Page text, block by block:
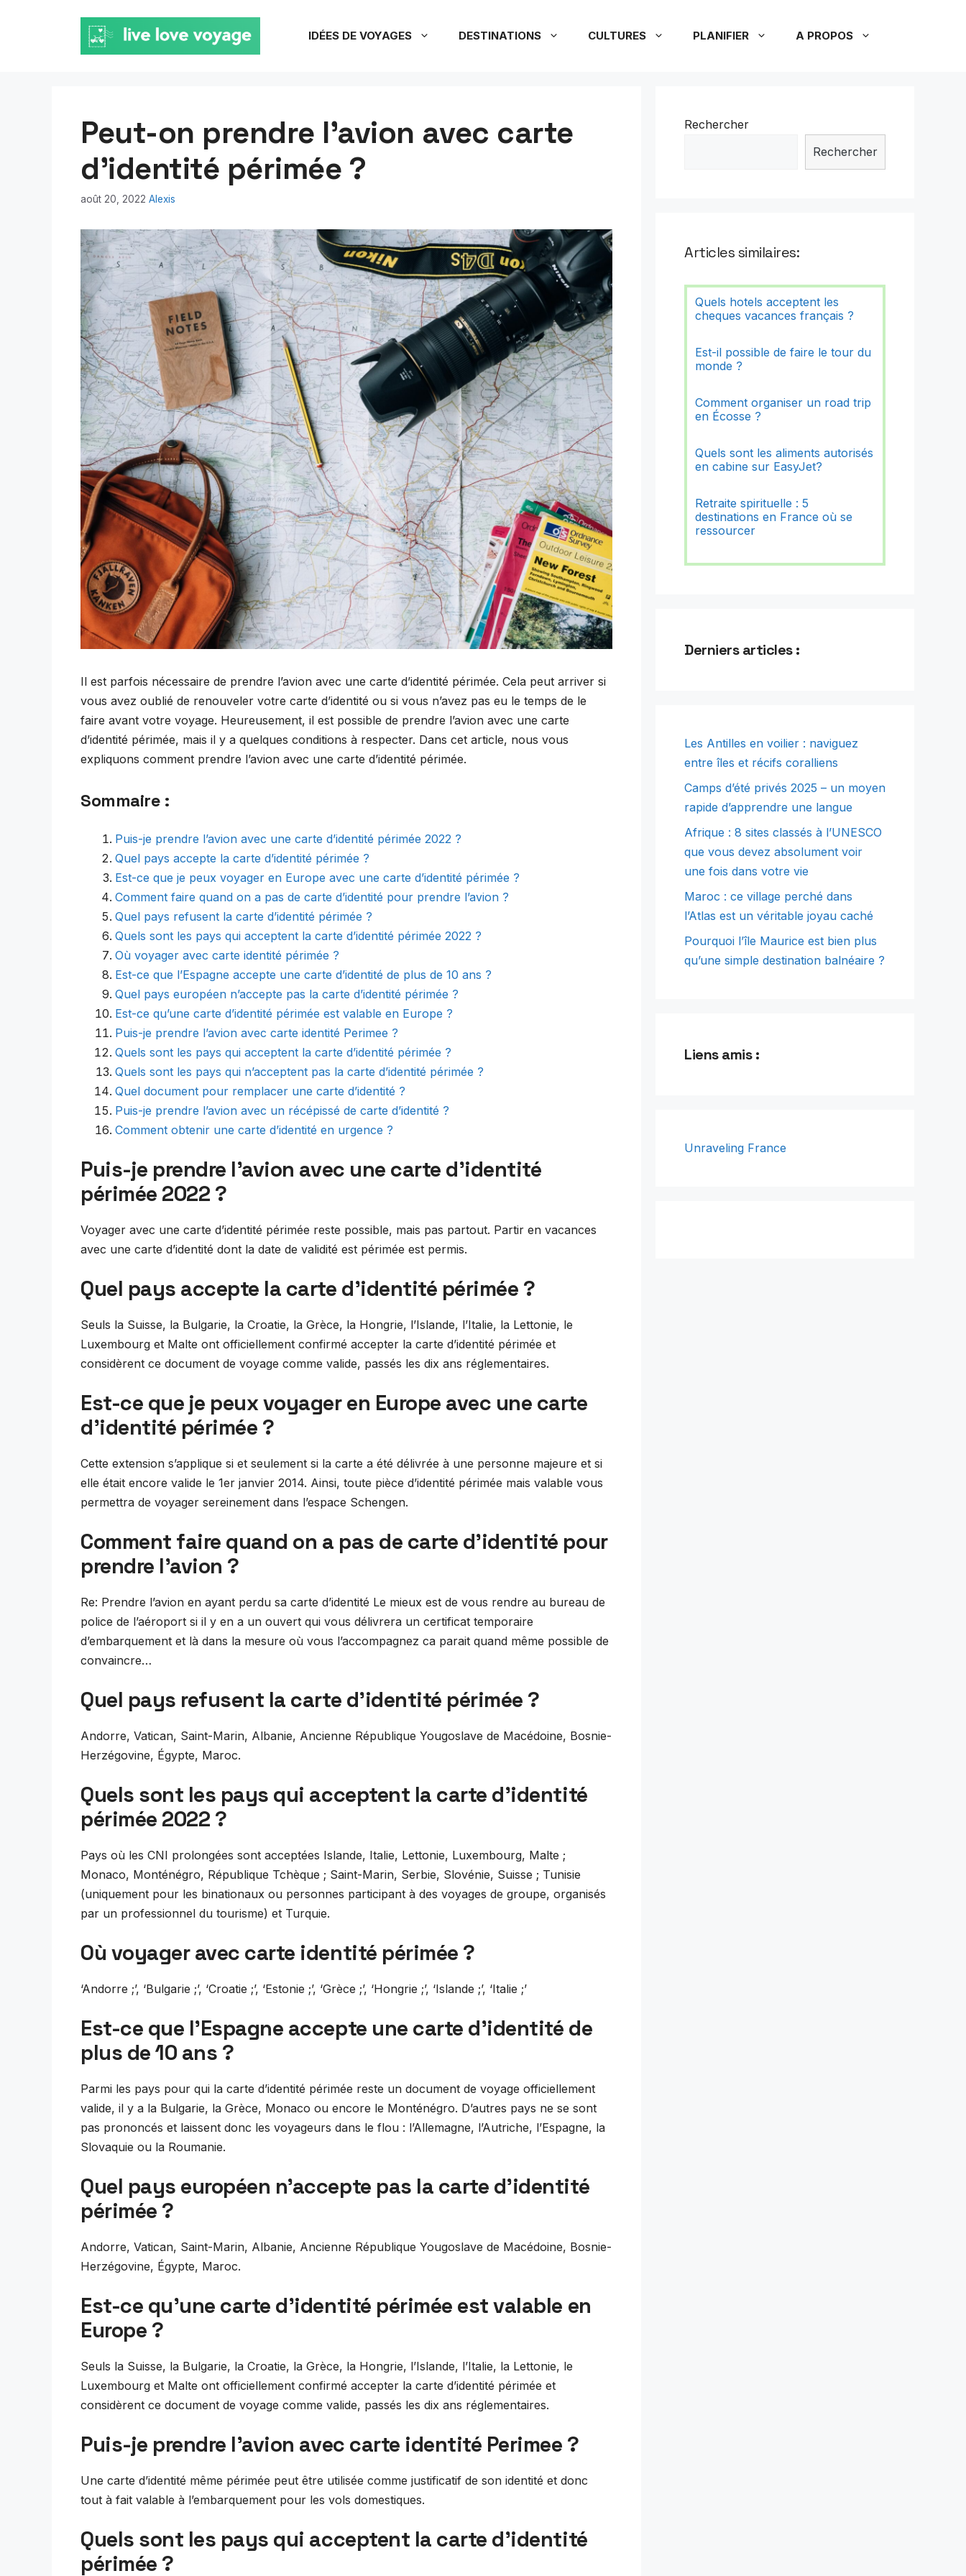
IDÉES DE VOYAGES DESTINATIONS CULTURES PLANIFIER A PROPOS
Peut-on prendre l’avion avec carte
d’identité périmée ?
août 20, 2022 Alexis
Il est parfois nécessaire de prendre l’avion avec une carte d’identité périmée. Cela peut arriver si
vous avez oublié de renouveler votre carte d’identité ou si vous n’avez pas eu le temps de le
faire avant votre voyage. Heureusement, il est possible de prendre l’avion avec une carte
d’identité périmée, mais il y a quelques conditions à respecter. Dans cet article, nous vous
expliquons comment prendre l’avion avec une carte d’identité périmée.
Sommaire :
Puis-je prendre l’avion avec une carte d’identité périmée 2022 ?
Quel pays accepte la carte d’identité périmée ?
Est-ce que je peux voyager en Europe avec une carte d’identité périmée ?
Comment faire quand on a pas de carte d’identité pour prendre l’avion ?
Quel pays refusent la carte d’identité périmée ?
Quels sont les pays qui acceptent la carte d’identité périmée 2022 ?
Où voyager avec carte identité périmée ?
Est-ce que l’Espagne accepte une carte d’identité de plus de 10 ans ?
Quel pays européen n’accepte pas la carte d’identité périmée ?
Est-ce qu’une carte d’identité périmée est valable en Europe ?
Puis-je prendre l’avion avec carte identité Perimee ?
Quels sont les pays qui acceptent la carte d’identité périmée ?
Quels sont les pays qui n’acceptent pas la carte d’identité périmée ?
Quel document pour remplacer une carte d’identité ?
Puis-je prendre l’avion avec un récépissé de carte d’identité ?
Comment obtenir une carte d’identité en urgence ?
Puis-je prendre l’avion avec une carte d’identité
périmée 2022 ?
Voyager avec une carte d’identité périmée reste possible, mais pas partout. Partir en vacances
avec une carte d’identité dont la date de validité est périmée est permis.
Quel pays accepte la carte d’identité périmée ?
Seuls la Suisse, la Bulgarie, la Croatie, la Grèce, la Hongrie, l’Islande, l’Italie, la Lettonie, le
Luxembourg et Malte ont officiellement confirmé accepter la carte d’identité périmée et
considèrent ce document de voyage comme valide, passés les dix ans réglementaires.
Est-ce que je peux voyager en Europe avec une carte
d’identité périmée ?
Cette extension s’applique si et seulement si la carte a été délivrée à une personne majeure et si
elle était encore valide le 1er janvier 2014. Ainsi, toute pièce d’identité périmée mais valable vous
permettra de voyager sereinement dans l’espace Schengen.
Comment faire quand on a pas de carte d’identité pour
prendre l’avion ?
Re: Prendre l’avion en ayant perdu sa carte d’identité Le mieux est de vous rendre au bureau de
police de l’aéroport si il y en a un ouvert qui vous délivrera un certificat temporaire
d’embarquement et là dans la mesure où vous l’accompagnez ca parait quand même possible de
convaincre…
Quel pays refusent la carte d’identité périmée ?
Andorre, Vatican, Saint-Marin, Albanie, Ancienne République Yougoslave de Macédoine, Bosnie-
Herzégovine, Égypte, Maroc.
Quels sont les pays qui acceptent la carte d’identité
périmée 2022 ?
Pays où les CNI prolongées sont acceptées Islande, Italie, Lettonie, Luxembourg, Malte ;
Monaco, Monténégro, République Tchèque ; Saint-Marin, Serbie, Slovénie, Suisse ; Tunisie
(uniquement pour les binationaux ou personnes participant à des voyages de groupe, organisés
par un professionnel du tourisme) et Turquie.
Où voyager avec carte identité périmée ?
‘Andorre ;’, ‘Bulgarie ;’, ‘Croatie ;’, ‘Estonie ;’, ‘Grèce ;’, ‘Hongrie ;’, ‘Islande ;’, ‘Italie ;’
Est-ce que l’Espagne accepte une carte d’identité de
plus de 10 ans ?
Parmi les pays pour qui la carte d’identité périmée reste un document de voyage officiellement
valide, il y a la Bulgarie, la Grèce, Monaco ou encore le Monténégro. D’autres pays ne se sont
pas prononcés et laissent donc les voyageurs dans le flou : l’Allemagne, l’Autriche, l’Espagne, la
Slovaquie ou la Roumanie.
Quel pays européen n’accepte pas la carte d’identité
périmée ?
Andorre, Vatican, Saint-Marin, Albanie, Ancienne République Yougoslave de Macédoine, Bosnie-
Herzégovine, Égypte, Maroc.
Est-ce qu’une carte d’identité périmée est valable en
Europe ?
Seuls la Suisse, la Bulgarie, la Croatie, la Grèce, la Hongrie, l’Islande, l’Italie, la Lettonie, le
Luxembourg et Malte ont officiellement confirmé accepter la carte d’identité périmée et
considèrent ce document de voyage comme valide, passés les dix ans réglementaires.
Puis-je prendre l’avion avec carte identité Perimee ?
Une carte d’identité même périmée peut être utilisée comme justificatif de son identité et donc
tout à fait valable à l’embarquement pour les vols domestiques.
Quels sont les pays qui acceptent la carte d’identité
périmée ?
Rechercher
Rechercher
Articles similaires:
Quels hotels acceptent les
cheques vacances français ?
Est-il possible de faire le tour du
monde ?
Comment organiser un road trip
en Écosse ?
Quels sont les aliments autorisés
en cabine sur EasyJet?
Retraite spirituelle : 5
destinations en France où se
ressourcer
Derniers articles :
Les Antilles en voilier : naviguez
entre îles et récifs coralliens
Camps d’été privés 2025 – un moyen
rapide d’apprendre une langue
Afrique : 8 sites classés à l’UNESCO
que vous devez absolument voir
une fois dans votre vie
Maroc : ce village perché dans
l’Atlas est un véritable joyau caché
Pourquoi l’île Maurice est bien plus
qu’une simple destination balnéaire ?
Liens amis :
Unraveling France